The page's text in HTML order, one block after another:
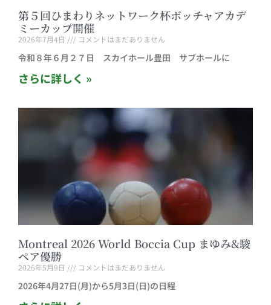
第５回ひまわりネットワーク杯ボッチャアカデ
ミーカップ開催
2026年7月4日 コメントはまだありません
令和８年６月２７日 スカイホール豊田 サブホールに
さらに詳しく »
Montreal 2026 World Boccia Cup まゆみ&駿
ペア優勝
2026年5月9日 コメントはまだありません
2026年4⽉27⽇(⽉)から5月3⽇(日)の⽇程